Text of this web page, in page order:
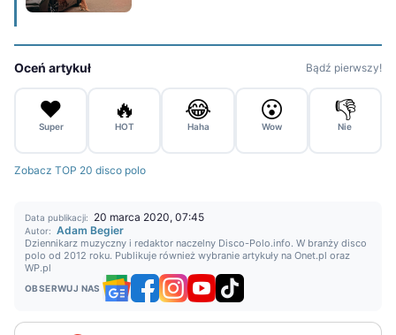
Oceń artykuł Bądź pierwszy!
❤️
Super
🔥
HOT
😂
Haha
😮
Wow
👎
Nie
Zobacz TOP 20 disco polo
Data publikacji: 20 marca 2020, 07:45
Autor: Adam Begier
Dziennikarz muzyczny i redaktor naczelny Disco-Polo.info. W branży disco
polo od 2012 roku. Publikuje również wybranie artykuły na Onet.pl oraz
WP.pl
OBSERWUJ NAS